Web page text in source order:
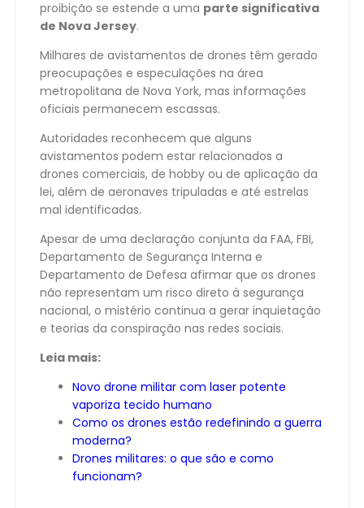
proibição se estende a uma parte significativa
de Nova Jersey.
Milhares de avistamentos de drones têm gerado
preocupações e especulações na área
metropolitana de Nova York, mas informações
oficiais permanecem escassas.
Autoridades reconhecem que alguns
avistamentos podem estar relacionados a
drones comerciais, de hobby ou de aplicação da
lei, além de aeronaves tripuladas e até estrelas
mal identificadas.
Apesar de uma declaração conjunta da FAA, FBI,
Departamento de Segurança Interna e
Departamento de Defesa afirmar que os drones
não representam um risco direto à segurança
nacional, o mistério continua a gerar inquietação
e teorias da conspiração nas redes sociais.
Leia mais:
Novo drone militar com laser potente
vaporiza tecido humano
Como os drones estão redefinindo a guerra
moderna?
Drones militares: o que são e como
funcionam?